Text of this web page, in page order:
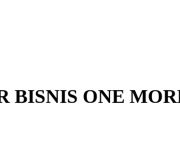
BISNIS ONE